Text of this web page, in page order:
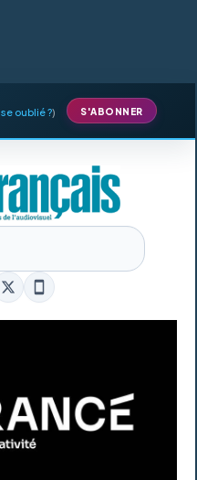
oublié ?) S'ABONNER